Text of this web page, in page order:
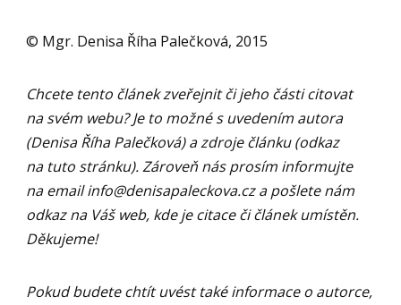
© Mgr. Denisa Říha Palečková, 2015
Chcete tento článek zveřejnit či jeho části citovat
na svém webu? Je to možné s uvedením autora
(Denisa Říha Palečková) a zdroje článku (odkaz
na tuto stránku). Zároveň nás prosím informujte
na emailinfo@denisapaleckova.cza pošlete nám
odkaz na Váš web, kde je citace či článek umístěn.
Děkujeme!
Pokud budete chtít uvést také informace o autorce,